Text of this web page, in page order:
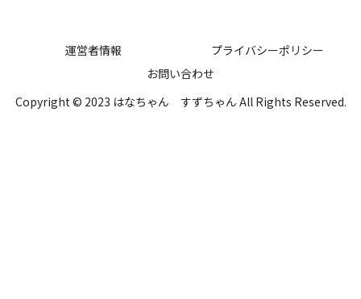
運営者情報
プライバシーポリシー
お問い合わせ
Copyright © 2023 はなちゃん すずちゃん All Rights Reserved.